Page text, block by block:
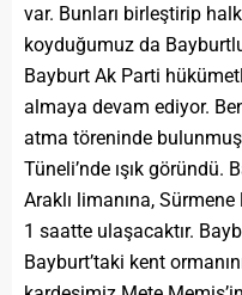
var. Bunları birleştirip
koyduğumuz da
Bayburt Ak Parti
almaya devam ediyor.
atma töreninde
Tüneli’nde ışık
Araklı limanına,
1 saatte ulaşacaktır.
Bayburt’taki kent